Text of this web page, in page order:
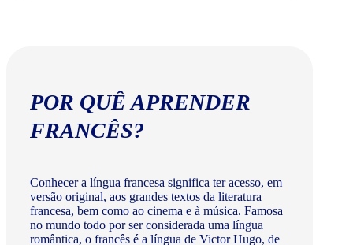
POR QUÊ APRENDER
FRANCÊS?
Conhecer a língua francesa significa ter acesso, em
versão original, aos grandes textos da literatura
francesa, bem como ao cinema e à música. Famosa
no mundo todo por ser considerada uma língua
romântica, o francês é a língua de Victor Hugo, de